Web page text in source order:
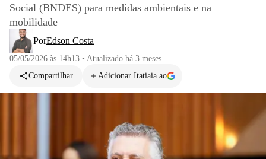
Social (BNDES) para medidas ambientais e na
mobilidade
PorEdson Costa
05/05/2026 às 14h13 • Atualizado há 3 meses
Compartilhar
Adicionar Itatiaia ao